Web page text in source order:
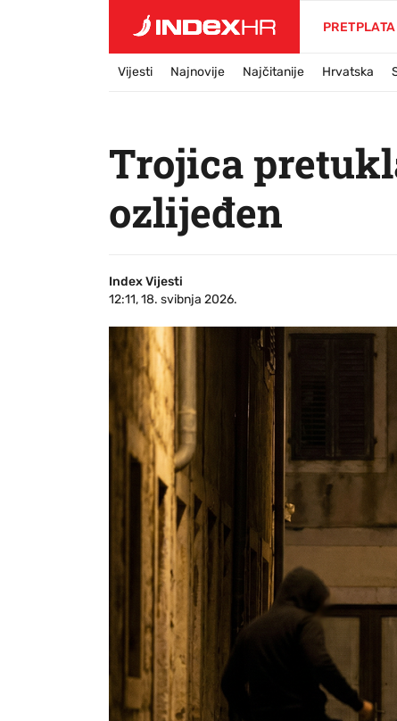
PRETPLATA
Vijesti Najnovije Najčitanije Hrvatska
Trojica
ozlijeđen
Index Vijesti
12:11, 18. svibnja 2026.